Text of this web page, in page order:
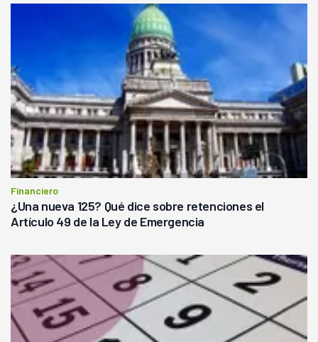
Financiero
¿Una nueva 125? Qué dice sobre retenciones el
Artículo 49 de la Ley de Emergencia